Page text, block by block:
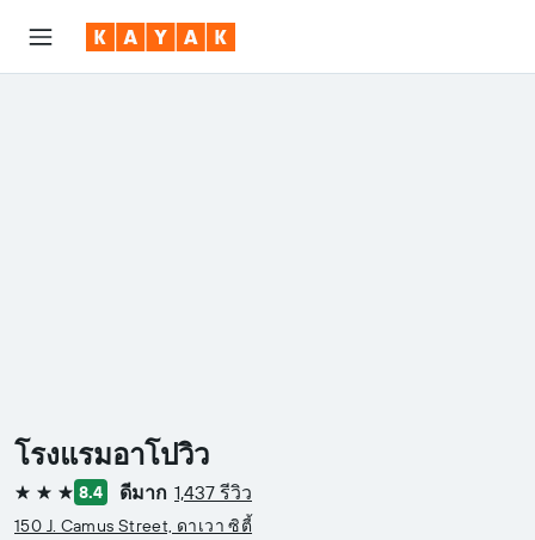
โรงแรมอาโปวิว
3 ดาว 8.4 ดีมาก 1,437 รีวิว
150 J. Camus Street, ดาเวา ซิตี้